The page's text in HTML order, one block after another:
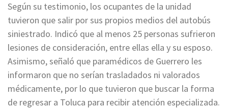
Según su testimonio, los ocupantes de la unidad
tuvieron que salir por sus propios medios del autobús
siniestrado. Indicó que al menos 25 personas sufrieron
lesiones de consideración, entre ellas ella y su esposo.
Asimismo, señaló que paramédicos de Guerrero les
informaron que no serían trasladados ni valorados
médicamente, por lo que tuvieron que buscar la forma
de regresar a Toluca para recibir atención especializada.